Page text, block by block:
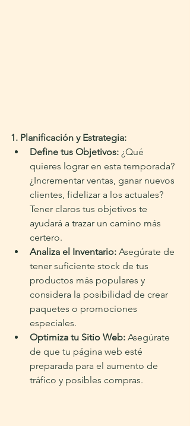
1. Planificación y Estrategia:
Define tus Objetivos: ¿Qué
quieres lograr en esta temporada?
¿Incrementar ventas, ganar nuevos
clientes, fidelizar a los actuales?
Tener claros tus objetivos te
ayudará a trazar un camino más
certero.
Analiza el Inventario: Asegúrate de
tener suficiente stock de tus
productos más populares y
considera la posibilidad de crear
paquetes o promociones
especiales.
Optimiza tu Sitio Web: Asegúrate
de que tu página web esté
preparada para el aumento de
tráfico y posibles compras.